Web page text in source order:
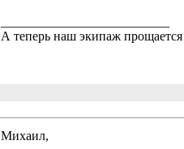
А теперь наш экипаж
Михаил,